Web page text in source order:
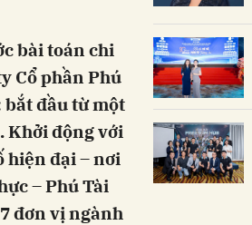
bài toán chi
Cổ phần Phú
bắt đầu từ một
Khởi động với
hiện đại – nơi
– Phú Tài
đơn vị ngành
Gửi